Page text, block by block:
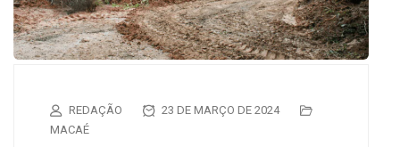
REDAÇÃO
23 DE MARÇO DE 2024
MACAÉ